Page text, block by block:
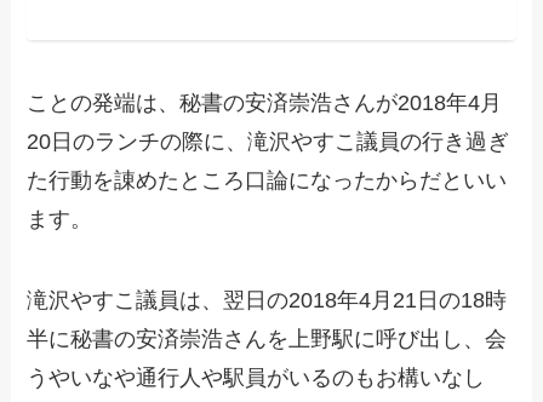
ことの発端は、秘書の安済崇浩さんが2018年4月
20日のランチの際に、滝沢やすこ議員の行き過ぎ
た行動を諌めたところ口論になったからだといい
ます。
滝沢やすこ議員は、翌日の2018年4月21日の18時
半に秘書の安済崇浩さんを上野駅に呼び出し、会
うやいなや通行人や駅員がいるのもお構いなし